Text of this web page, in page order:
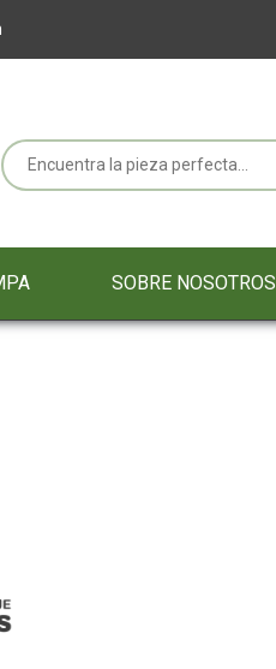
SOBRE NOSOTROS